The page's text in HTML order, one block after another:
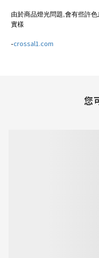
由於商品燈光問題,會有些許
實樣
-crossal1.com
您